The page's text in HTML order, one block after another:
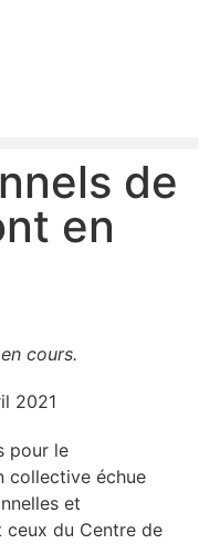
de
en
cours.
2021
pour le
collective échue
et
ceux du Centre de